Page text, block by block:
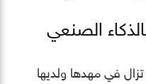
الصنعي
في مهدها ولديها